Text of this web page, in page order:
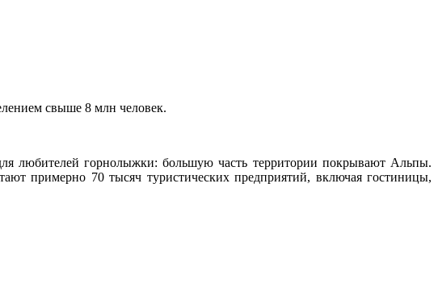
свыше 8 млн человек.
любителей горнолыжки: большую часть территории покрывают Альпы.
примерно 70 тысяч туристических предприятий, включая гостиницы,